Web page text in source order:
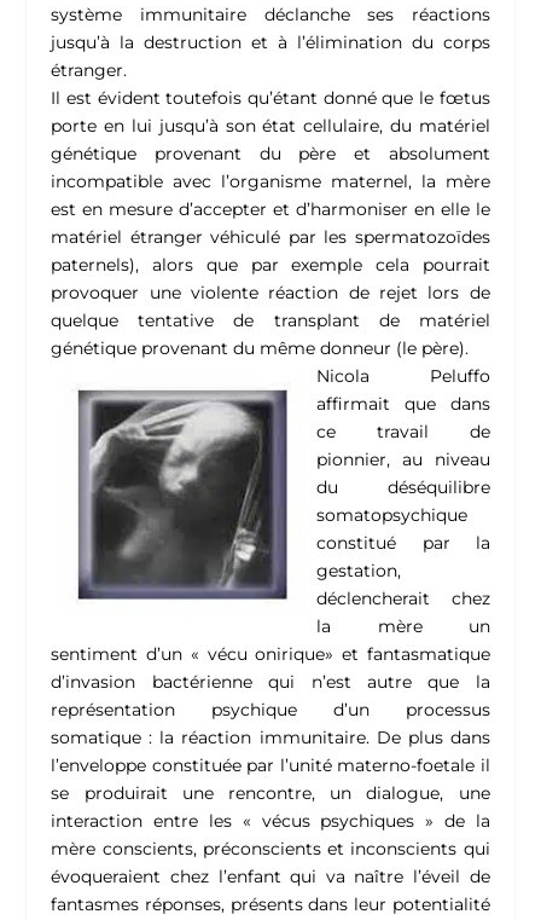
système immunitaire déclanche ses réactions
jusqu’à la destruction et à l’élimination du corps
étranger.
Il est évident toutefois qu’étant donné que le fœtus
porte en lui jusqu’à son état cellulaire, du matériel
génétique provenant du père et absolument
incompatible avec l’organisme maternel, la mère
est en mesure d’accepter et d’harmoniser en elle le
matériel étranger véhiculé par les spermatozoïdes
paternels), alors que par exemple cela pourrait
provoquer une violente réaction de rejet lors de
quelque tentative de transplant de matériel
génétique provenant du même donneur (le père).
Nicola Peluffo
affirmait que dans
ce travail de
pionnier, au niveau
du déséquilibre
somatopsychique
constitué par la
gestation,
déclencherait chez
la mère un
sentiment d’un « vécu onirique» et fantasmatique
d’invasion bactérienne qui n’est autre que la
représentation psychique d’un processus
somatique : la réaction immunitaire. De plus dans
l’enveloppe constituée par l’unité materno-foetale il
se produirait une rencontre, un dialogue, une
interaction entre les « vécus psychiques » de la
mère conscients, préconscients et inconscients qui
évoqueraient chez l’enfant qui va naître l’éveil de
fantasmes réponses, présents dans leur potentialité